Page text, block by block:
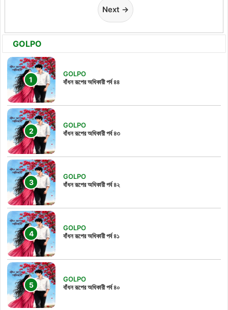
Next →
GOLPO
GOLPO
বাঁধন রূপের অধিকারী পর্ব ৪৪
GOLPO
বাঁধন রূপের অধিকারী পর্ব ৪৩
GOLPO
বাঁধন রূপের অধিকারী পর্ব ৪২
GOLPO
বাঁধন রূপের অধিকারী পর্ব ৪১
GOLPO
বাঁধন রূপের অধিকারী পর্ব ৪০